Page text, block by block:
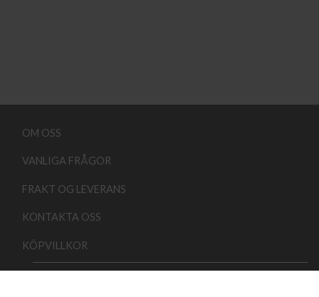
OM OSS
VANLIGA FRÅGOR
FRAKT OG LEVERANS
KONTAKTA OSS
KÖPVILLKOR